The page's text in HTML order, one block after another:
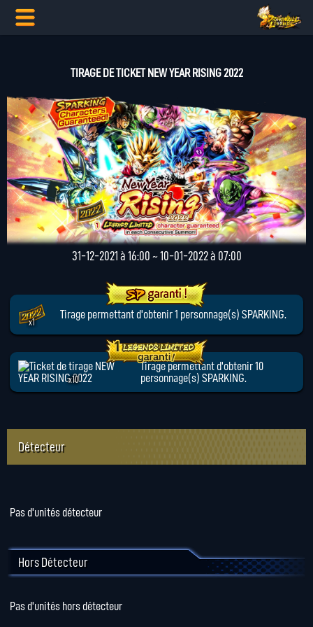
TIRAGE DE TICKET NEW YEAR RISING 2022
31-12-2021 à 16:00 ~ 10-01-2022 à 07:00
x1
Tirage permettant d'obtenir 1 personnage(s) SPARKING.
x10
Tirage permettant d'obtenir 10
personnage(s) SPARKING.
Détecteur
Pas d'unités détecteur
Hors Détecteur
Pas d'unités hors détecteur